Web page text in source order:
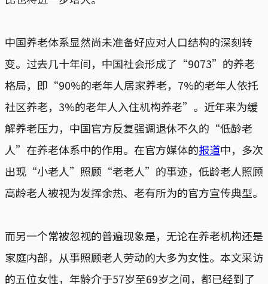
中国养老体系显然尚未准备好应对人口结构的深刻转
变。过去几十年间，中国社会形成了“9073”的养老
格局，即“90%的老年人居家养老，7%的老年人依托
社区养老，3%的老年人入住机构养老”。近年来为缓
解养老压力，中国官方反复强调退休不久的“低龄老
人”在养老体系中的作用。在官方媒体的报道中，多次
出现“小老人”照顾“老老人”的事迹，低龄老人照顾
高龄老人被视为发挥余热、老有所为的官方宣传典型。
而另一个常被忽视的普遍现象是，无论在养老机构还是
家庭内部，从事照顾老人劳动的大多为女性。本文采访
的五位女性，年龄介于57岁至69岁之间，都已经到了